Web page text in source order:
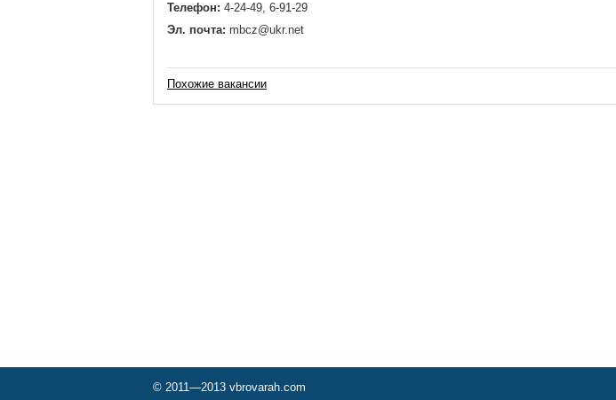
Телефон: 4-24-49, 6-91-29
Эл. почта: mbcz@ukr.net
Похожие вакансии
© 2011—2013 vbrovarah.com